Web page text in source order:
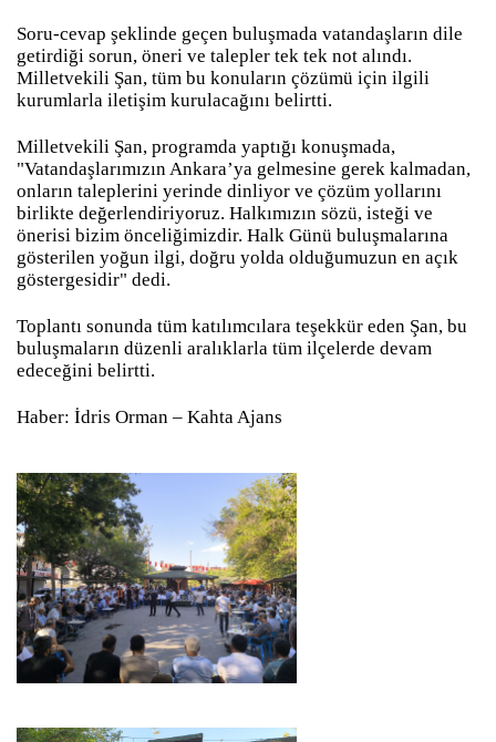
Soru-cevap şeklinde geçen buluşmada vatandaşların dile
getirdiği sorun, öneri ve talepler tek tek not alındı.
Milletvekili Şan, tüm bu konuların çözümü için ilgili
kurumlarla iletişim kurulacağını belirtti.
Milletvekili Şan, programda yaptığı konuşmada,
"Vatandaşlarımızın Ankara’ya gelmesine gerek kalmadan,
onların taleplerini yerinde dinliyor ve çözüm yollarını
birlikte değerlendiriyoruz. Halkımızın sözü, isteği ve
önerisi bizim önceliğimizdir. Halk Günü buluşmalarına
gösterilen yoğun ilgi, doğru yolda olduğumuzun en açık
göstergesidir" dedi.
Toplantı sonunda tüm katılımcılara teşekkür eden Şan, bu
buluşmaların düzenli aralıklarla tüm ilçelerde devam
edeceğini belirtti.
Haber: İdris Orman – Kahta Ajans